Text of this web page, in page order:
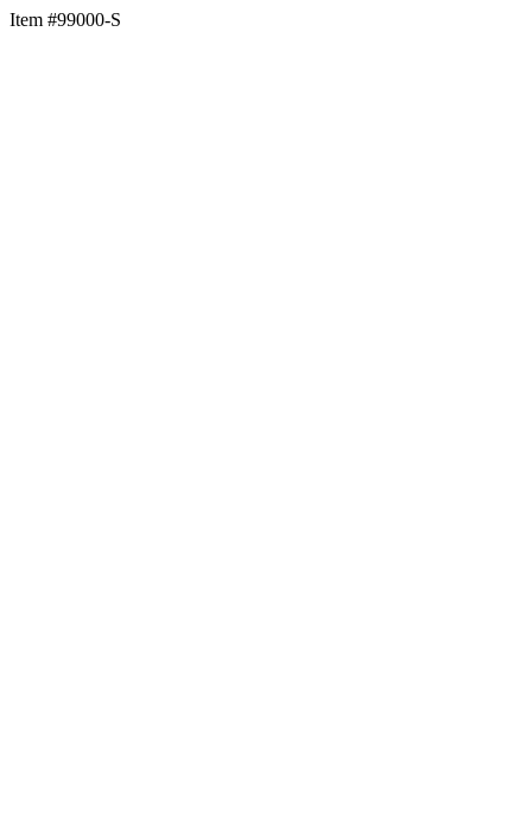
Item #99000-S